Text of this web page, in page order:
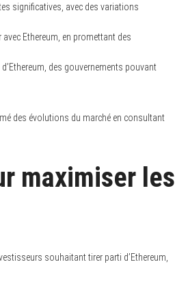
significatives, avec des variations
Ethereum, en promettant des
des gouvernements pouvant
des évolutions du marché en consultant
maximiser les
souhaitant tirer parti d’Ethereum,